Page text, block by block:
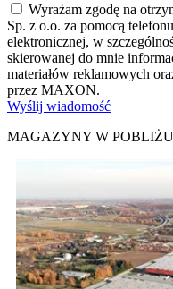
Wyrażam zgodę na
Sp. z o.o. za pomocą
elektronicznej, w
skierowanej do mnie
materiałów reklamowych
przez MAXON.
Wyślij wiadomość
MAGAZYNY W POBLIŻU